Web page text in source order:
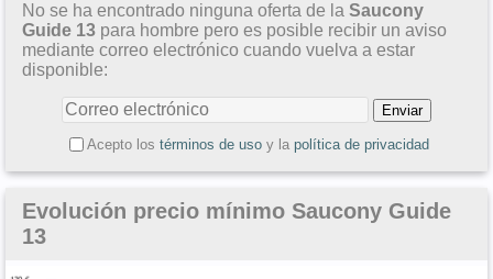
No se ha encontrado ninguna oferta de la Saucony
Guide 13 para hombre pero es posible recibir un aviso
mediante correo electrónico cuando vuelva a estar
disponible:
Acepto los términos de usoy la política de privacidad
Evolución precio mínimo Saucony Guide
13